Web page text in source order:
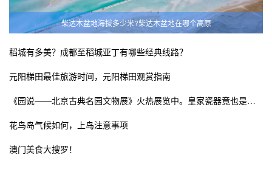
柴达木盆地海拔多少米?柴达木盆地在哪个高原
稻城有多美？成都至稻城亚丁有哪些经典线路？
元阳梯田最佳旅游时间，元阳梯田观赏指南
《园说——北京古典名园文物展》火热展览中。皇家瓷器竟也是少女粉ins风？错过这次展览遗憾终生
花鸟岛气候如何，上岛注意事项
澳门美食大搜罗！